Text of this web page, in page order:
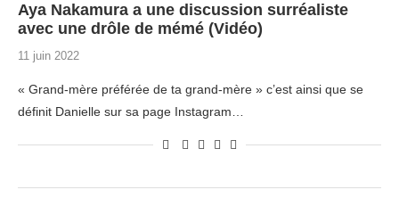
Aya Nakamura a une discussion surréaliste
avec une drôle de mémé (Vidéo)
11 juin 2022
« Grand-mère préférée de ta grand-mère » c’est ainsi que se
définit Danielle sur sa page Instagram…